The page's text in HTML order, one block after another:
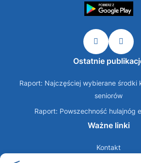
Ostatnie
Raport: Najczęściej wybierane środki
seniorów
Raport: Powszechność hulajnóg
Ważne linki
Kontakt